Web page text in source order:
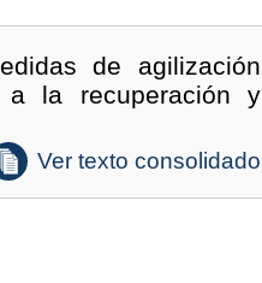
de agilización
a la recuperación y
Ver texto consolidado